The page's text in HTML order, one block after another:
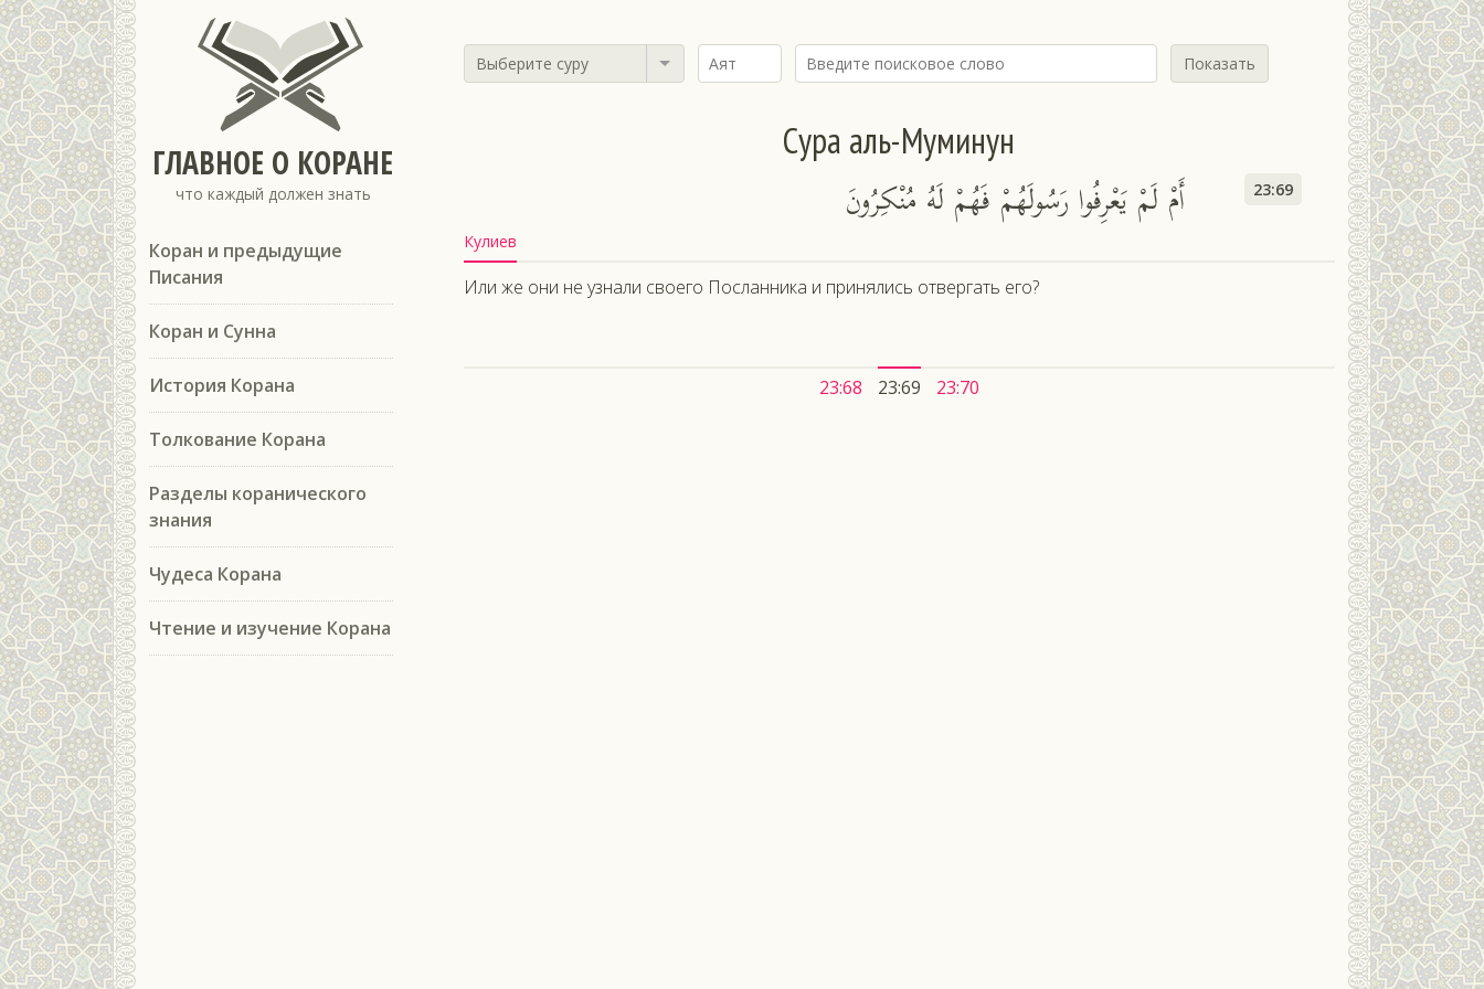
ГЛАВНОЕ О КОРАНЕ
что каждый должен знать
Коран и предыдущие
Писания
Коран и Сунна
История Корана
Толкование Корана
Разделы коранического
знания
Чудеса Корана
Чтение и изучение Корана
Выберите суру Показать
Сура аль-Муминун
أَمْ لَمْ يَعْرِفُوا رَسُولَهُمْ فَهُمْ لَهُ مُنْكِرُونَ 23:69
Кулиев
Или же они не узнали своего Посланника и принялись отвергать его?
23:68 23:69 23:70